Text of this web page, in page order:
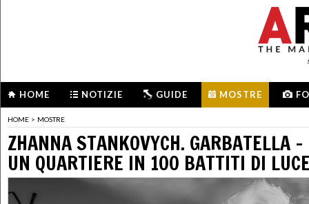
HOME NOTIZIE GUIDE MOSTRE
HOME > MOSTRE
ZHANNA STANKOVYCH. GARBATELLA
UN QUARTIERE IN 100 BATTITI DI